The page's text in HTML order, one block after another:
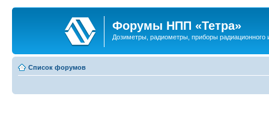
Форумы НПП «Тетра»
Дозиметры, радиометры, приборы радиационного
Список форумов